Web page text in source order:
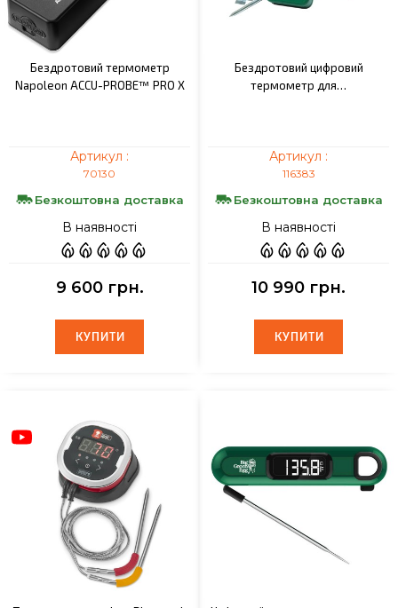
Бездротовий термометр
Napoleon ACCU-PROBE™ PRO X
Артикул :
70130
Безкоштовна доставка
В наявності
9 600 грн.
КУПИТИ
КУПИТИ
Бездротовий цифровий
термометр для…
Артикул :
116383
Безкоштовна доставка
В наявності
10 990 грн.
КУПИТИ
КУПИТИ